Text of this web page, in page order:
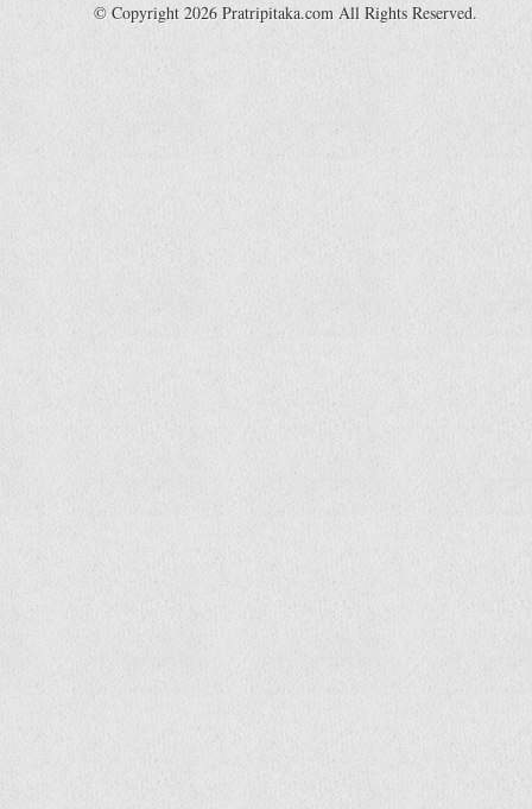
© Copyright 2026 Pratripitaka.com All Rights Reserved.